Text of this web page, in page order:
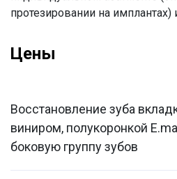
протезировании на
Цены
Восстановление зуба
виниром, полукоронкой
боковую группу зубов